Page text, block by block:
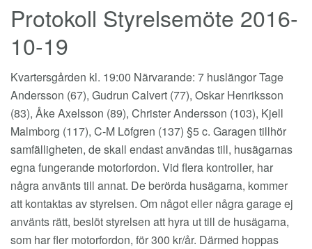
Protokoll Styrelsemöte 2016-
10-19
Kvartersgården kl. 19:00 Närvarande: 7 huslängor Tage
Andersson (67), Gudrun Calvert (77), Oskar Henriksson
(83), Åke Axelsson (89), Christer Andersson (103), Kjell
Malmborg (117), C-M Löfgren (137) §5 c. Garagen tillhör
samfälligheten, de skall endast användas till, husägarnas
egna fungerande motorfordon. Vid flera kontroller, har
några använts till annat. De berörda husägarna, kommer
att kontaktas av styrelsen. Om något eller några garage ej
använts rätt, beslöt styrelsen att hyra ut till de husägarna,
som har fler motorfordon, för 300 kr/år. Därmed hoppas